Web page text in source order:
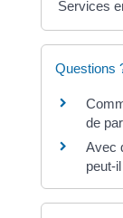
Services
Questions
de
Avec
peut-